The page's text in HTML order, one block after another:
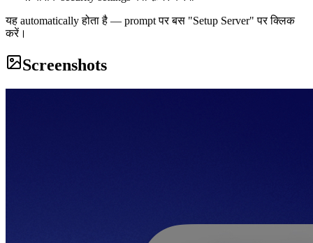
यह automatically होता है — prompt पर बस "Setup Server" पर क्लिक
करें।
Screenshots